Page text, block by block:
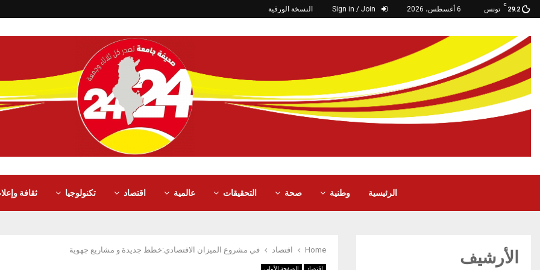
29.2
C
تونس 6 أغسطس، 2026 النسخة الورقية
الرئيسية وطنية صحة التحقيقات عالمية اقتصاد تكنولوجيا ثقافة
Home اقتصاد في مشروع الميزان الاقتصادي:خطط جديدة و مشاريع جهوية
اقتصاد الصفحة الأولى
الأرشيف